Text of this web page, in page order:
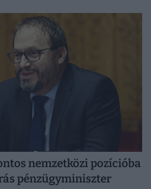
nemzetközi pozícióba
pénzügyminiszter